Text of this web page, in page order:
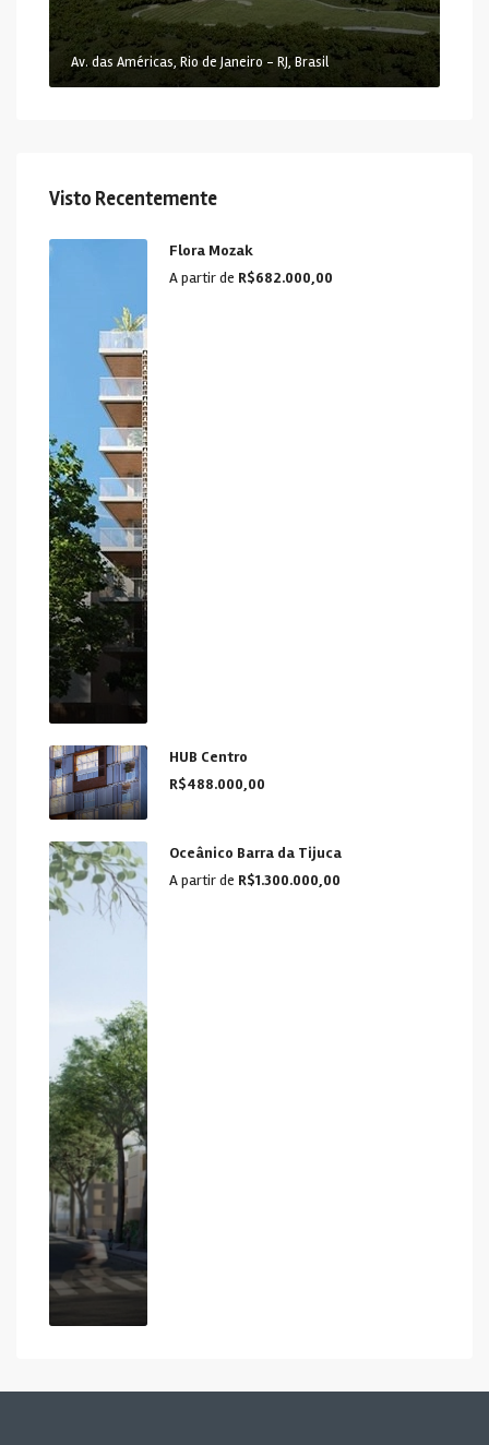
Av. das Américas, Rio de Janeiro - RJ, Brasil
Visto Recentemente
Flora Mozak
A partir de R$682.000,00
HUB Centro
R$488.000,00
Oceânico Barra da Tijuca
A partir de R$1.300.000,00